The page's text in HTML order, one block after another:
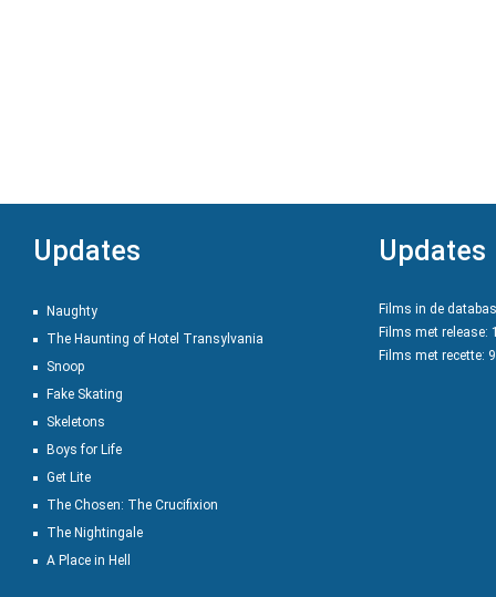
Updates
Naughty
The Haunting of Hotel Transylvania
Snoop
Fake Skating
Skeletons
Boys for Life
Get Lite
The Chosen: The Crucifixion
The Nightingale
A Place in Hell
Updates
Films in de
Films met release:
Films met recette: